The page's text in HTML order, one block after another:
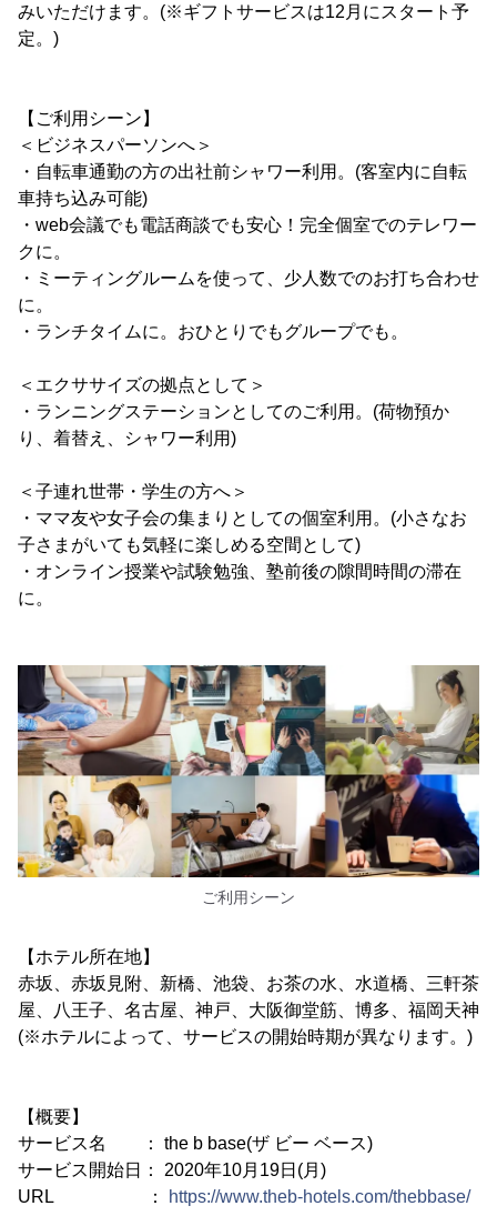
みいただけます。(※ギフトサービスは12月にスタート予
定。)
【ご利用シーン】
＜ビジネスパーソンへ＞
・自転車通勤の方の出社前シャワー利用。(客室内に自転
車持ち込み可能)
・web会議でも電話商談でも安心！完全個室でのテレワー
クに。
・ミーティングルームを使って、少人数でのお打ち合わせ
に。
・ランチタイムに。おひとりでもグループでも。
＜エクササイズの拠点として＞
・ランニングステーションとしてのご利用。(荷物預か
り、着替え、シャワー利用)
＜子連れ世帯・学生の方へ＞
・ママ友や女子会の集まりとしての個室利用。(小さなお
子さまがいても気軽に楽しめる空間として)
・オンライン授業や試験勉強、塾前後の隙間時間の滞在
に。
ご利用シーン
【ホテル所在地】
赤坂、赤坂見附、新橋、池袋、お茶の水、水道橋、三軒茶
屋、八王子、名古屋、神戸、大阪御堂筋、博多、福岡天神
(※ホテルによって、サービスの開始時期が異なります。)
【概要】
サービス名 ： the b base(ザ ビー ベース)
サービス開始日： 2020年10月19日(月)
URL ：
https://www.theb-hotels.com/thebbase/